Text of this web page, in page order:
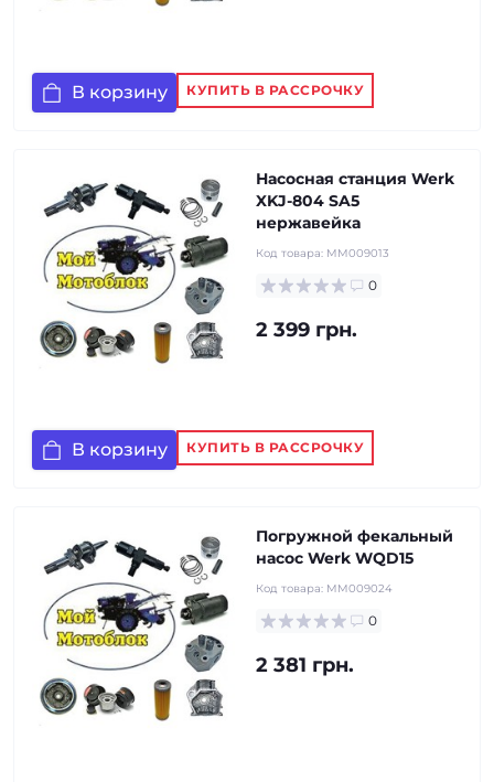
В корзину КУПИТЬ В РАССРОЧКУ
Насосная станция Werk
XKJ-804 SA5
нержавейка
Код товара: MM009013
0
2 399 грн.
В корзину КУПИТЬ В РАССРОЧКУ
Погружной фекальный
насос Werk WQD15
Код товара: MM009024
0
2 381 грн.